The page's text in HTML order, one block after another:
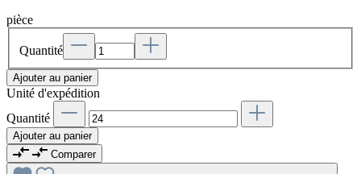
pièce
Quantité
Ajouter au panier
Unité d'expédition
Quantité
Ajouter au panier
Comparer